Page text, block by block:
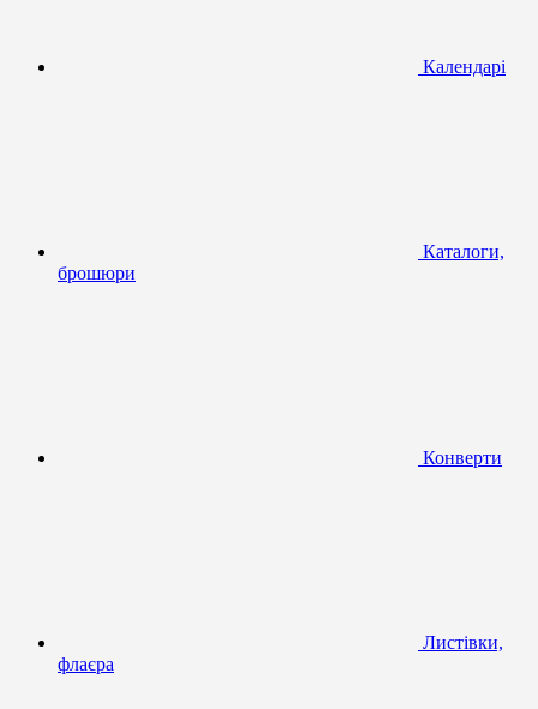
Календарі
Каталоги,
брошюри
Конверти
Листівки,
флаєра